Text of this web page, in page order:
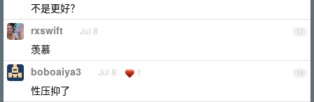
不是更好？
17
rxswift Jul 8
羡慕
18
boboaiya3 Jul 8 1
性压抑了